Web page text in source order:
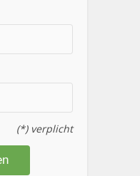
(*) verplicht